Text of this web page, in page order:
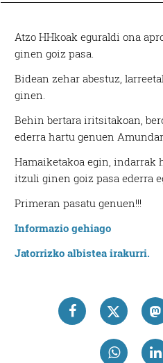
Atzo HHkoak eguraldi ona
ginen goiz pasa.
Bidean zehar abestuz,
ginen.
Behin bertara iritsitakoan,
ederra hartu genuen
Hamaiketakoa egin, indarrak
itzuli ginen goiz pasa ederra
Primeran pasatu genuen!!!
Informazio gehiago
Jatorrizko albistea irakurri.